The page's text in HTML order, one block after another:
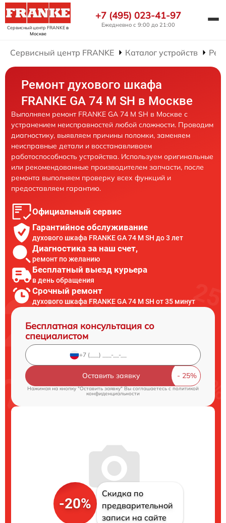
Сервисный центр FRANKEв
Москве
+7 (495) 023-41-97
Ежедневно с 9:00 до 21:00
Сервисный центр FRANKE Каталог устройств
Ремонт духового шкафа
FRANKE GA 74 M SH в Москве
Выполняем ремонт FRANKE GA 74 M SH в Москве с
устранением неисправностей любой сложности. Проводим
диагностику, выявляем причины поломки, заменяем
неисправные детали и восстанавливаем
работоспособность устройства. Используем оригинальные
или рекомендованные производителем запчасти, после
ремонта выполняем проверку всех функций и
предоставляем гарантию.
Официальный сервис
Гарантийное обслуживание
духового шкафа FRANKE GA 74 M SH до 3 лет
Диагностика за наш счет,
ремонт по желанию
Бесплатный выезд курьера
в день обращения
Срочный ремонт
духового шкафа FRANKE GA 74 M SH от 35 минут
Бесплатная консультация со
специалистом
Оставить заявку
Нажимая на кнопку "Оставить заявку" Вы соглашаетесь cполитикой
конфиденциальности
-20%
Скидка по
предварительной
записи на сайте